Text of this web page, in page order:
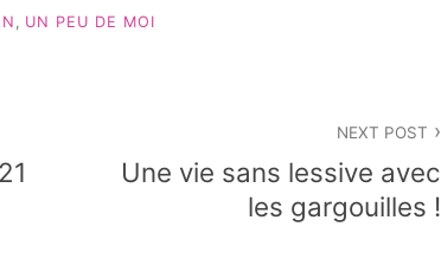
, UN PEU DE MOI
NEXT POST
Une vie sans lessive avec
les gargouilles !